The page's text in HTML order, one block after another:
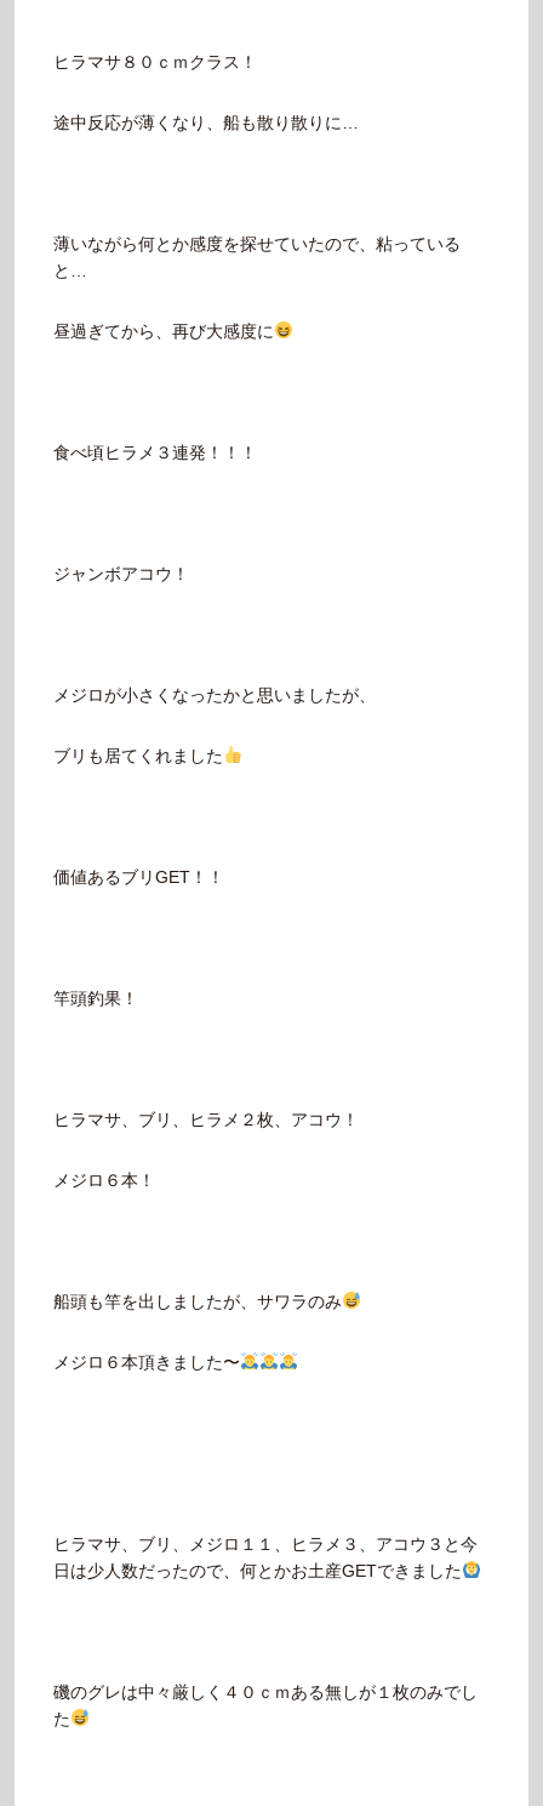
ヒラマサ８０ｃｍクラス！
途中反応が薄くなり、船も散り散りに…
薄いながら何とか感度を探せていたので、粘っている
と…
昼過ぎてから、再び大感度に
食べ頃ヒラメ３連発！！！
ジャンボアコウ！
メジロが小さくなったかと思いましたが、
ブリも居てくれました
価値あるブリGET！！
竿頭釣果！
ヒラマサ、ブリ、ヒラメ２枚、アコウ！
メジロ６本！
船頭も竿を出しましたが、サワラのみ
メジロ６本頂きました〜
ヒラマサ、ブリ、メジロ１１、ヒラメ３、アコウ３と今
日は少人数だったので、何とかお土産GETできました
磯のグレは中々厳しく４０ｃｍある無しが１枚のみでし
た